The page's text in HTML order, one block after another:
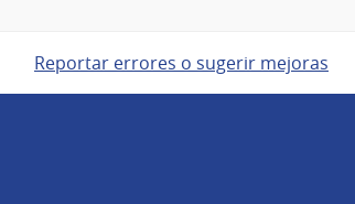
Reportar errores o sugerir mejoras